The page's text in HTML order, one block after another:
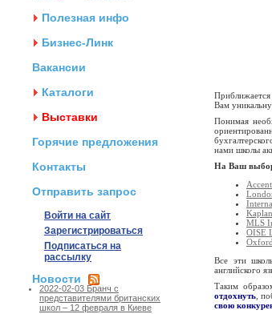
Полезная инфо
Бизнес-Линк
Вакансии
Каталоги
Выставки
Горячие предложения
Контакты
Отправить запрос
Войти на сайт
Зарегистрироваться
Подписаться на
рассылку
Новости
2022-02-03 Бранч с
представителями британских
школ – 12 февраля в Киеве
Вам
Понимая
нами школы
На Ваш
MLS
OISE
Все эти
английского
Таким
отдохнуть ,
свою